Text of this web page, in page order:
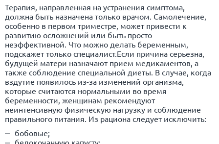
Терапия, направленная на устранения симптома,
должна быть назначена только врачом. Самолечение,
особенно в первом триместре, может привести к
развитию осложнений или быть просто
неэффективной. Что можно делать беременным,
подскажет только специалист.Если причина серьезна,
будущей матери назначают прием медикаментов, а
также соблюдение специальной диеты. В случае, когда
вздутие появилось из-за изменений организма,
которые считаются нормальными во время
беременности, женщинам рекомендуют
неинтенсивную физическую нагрузку и соблюдение
правильного питания. Из рациона следует исключить:
бобовые;